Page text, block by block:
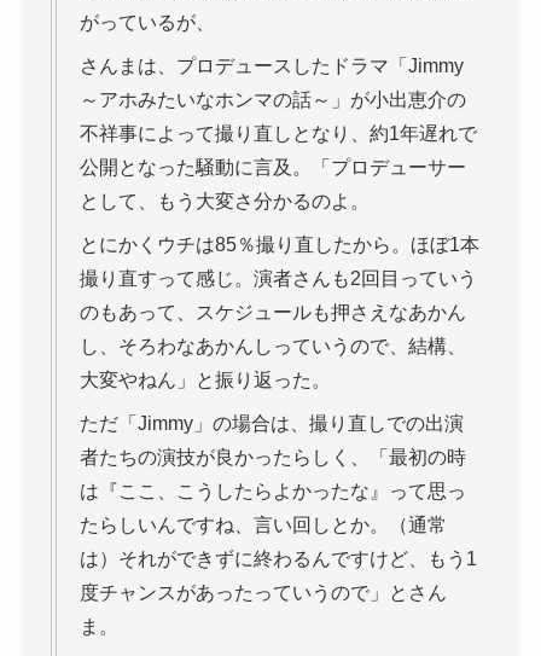
がっているが、
さんまは、プロデュースしたドラマ「Jimmy
～アホみたいなホンマの話～」が小出恵介の
不祥事によって撮り直しとなり、約1年遅れで
公開となった騒動に言及。「プロデューサー
として、もう大変さ分かるのよ。
とにかくウチは85％撮り直したから。ほぼ1本
撮り直すって感じ。演者さんも2回目っていう
のもあって、スケジュールも押さえなあかん
し、そろわなあかんしっていうので、結構、
大変やねん」と振り返った。
ただ「Jimmy」の場合は、撮り直しでの出演
者たちの演技が良かったらしく、「最初の時
は『ここ、こうしたらよかったな』って思っ
たらしいんですね、言い回しとか。（通常
は）それができずに終わるんですけど、もう1
度チャンスがあったっていうので」とさん
ま。